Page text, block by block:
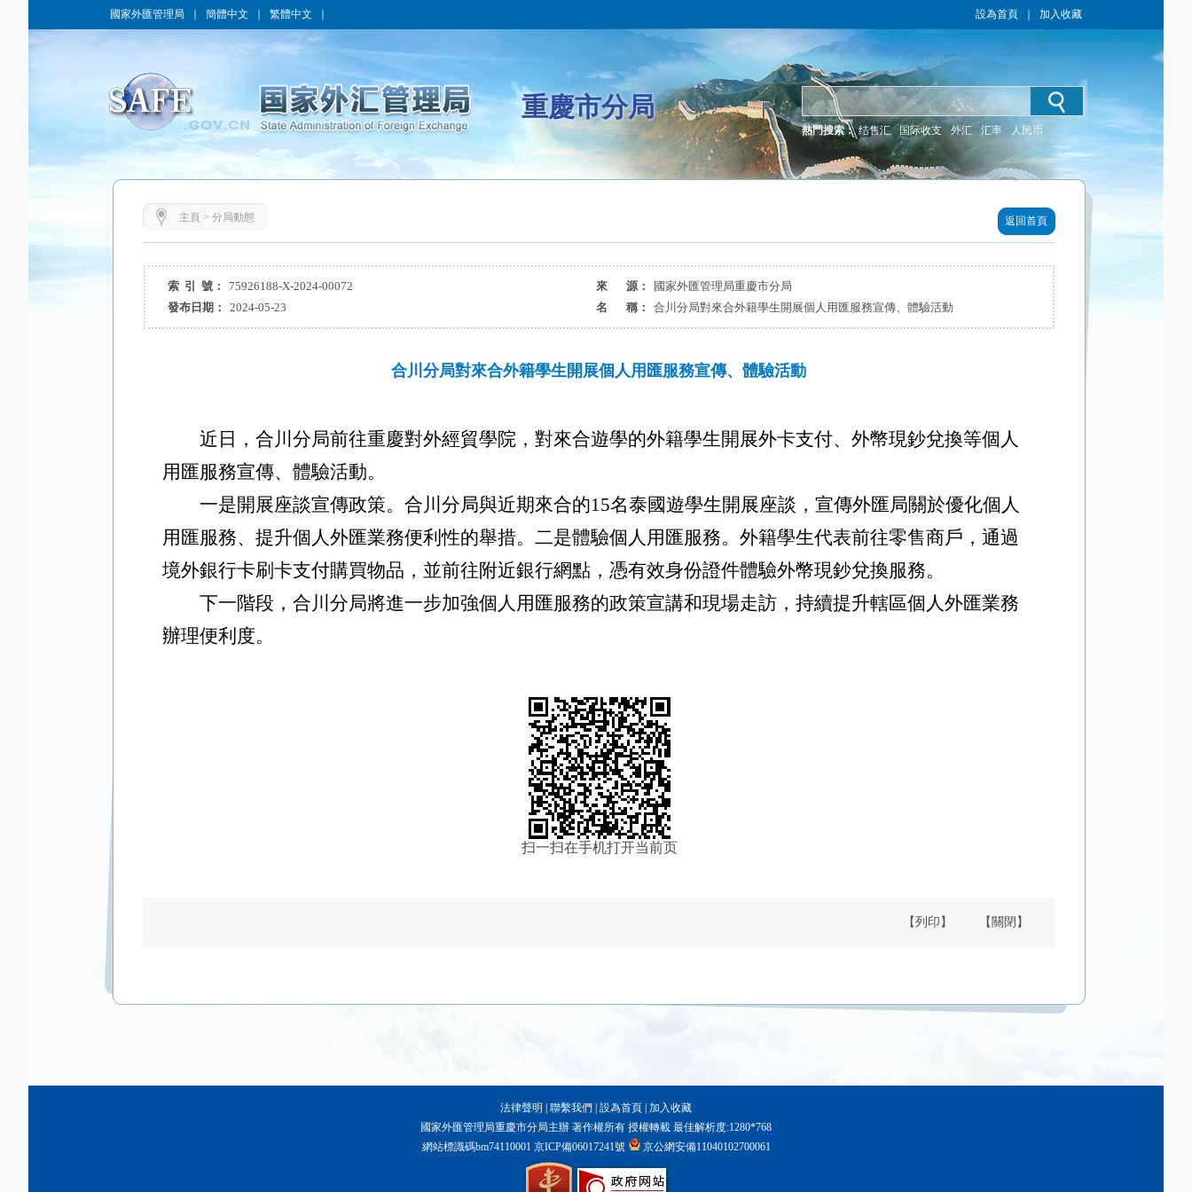
國家外匯管理局 簡體中文 繁體中文 設為首頁 加入收藏
重慶市分局
熱門搜索： 结售汇 国际收支 外汇 汇率 人民币
主頁 > 分局動態 返回首頁
索 引 號： 75926188-X-2024-00072 來 源：
國家外匯管理局重慶市分局
發布日期：
2024-05-23 名 稱： 合川分局對來合外籍學生開展個人用匯服務宣傳、體驗活動
合川分局對來合外籍學生開展個人用匯服務宣傳、體驗活動
近日，合川分局前往重慶對外經貿學院，對來合遊學的外籍學生開展外卡支付、外幣現鈔兌換等個人
用匯服務宣傳、體驗活動。
一是開展座談宣傳政策。合川分局與近期來合的15名泰國遊學生開展座談，宣傳外匯局關於優化個人
用匯服務、提升個人外匯業務便利性的舉措。二是體驗個人用匯服務。外籍學生代表前往零售商戶，通過
境外銀行卡刷卡支付購買物品，並前往附近銀行網點，憑有效身份證件體驗外幣現鈔兌換服務。
下一階段，合川分局將進一步加強個人用匯服務的政策宣講和現場走訪，持續提升轄區個人外匯業務
辦理便利度。
扫一扫在手机打开当前页
【列印】 【關閉】
法律聲明 聯繫我們 設為首頁 加入收藏
國家外匯管理局重慶市分局主辦 著作權所有 授權轉載 最佳解析度:1280*768
網站標識碼bm74110001京ICP備06017241號 京公網安備11040102700061